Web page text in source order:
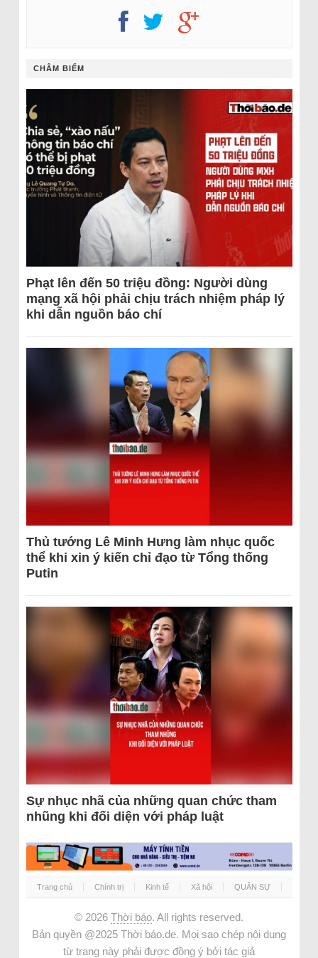
CHÂM BIẾM
Phạt lên đến 50 triệu đồng: Người dùng
mạng xã hội phải chịu trách nhiệm pháp lý
khi dẫn nguồn báo chí
Thủ tướng Lê Minh Hưng làm nhục quốc
thể khi xin ý kiến chỉ đạo từ Tổng thống
Putin
Sự nhục nhã của những quan chức tham
nhũng khi đối diện với pháp luật
Trang chủ Chính trị Kinh tế Xã hội QUÂN SỰ
© 2026 Thời báo. All rights reserved.
Bản quyền @2025 Thời báo.de. Mọi sao chép nội dung
từ trang này phải được đồng ý bởi tác giả